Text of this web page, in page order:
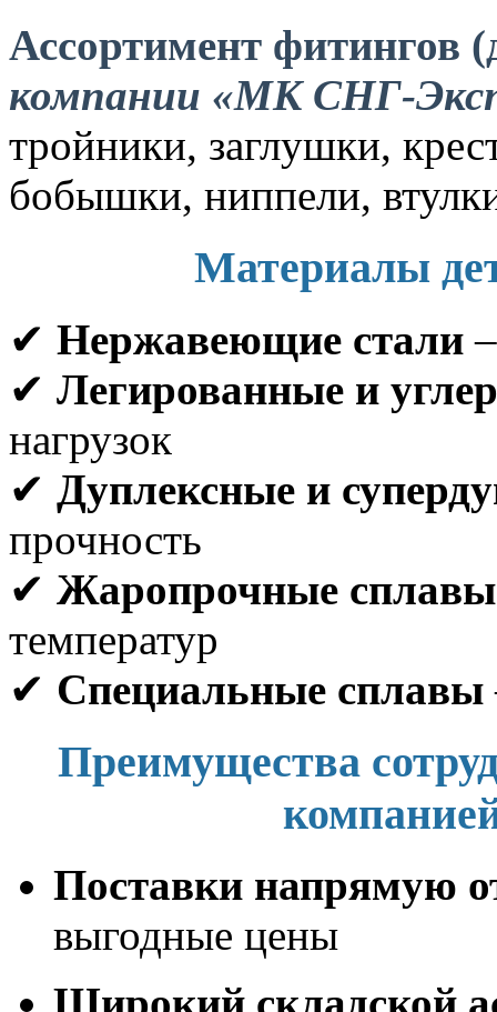
Ассортимент фитингов
компании «МК СНГ-
тройники, заглушки,
бобышки, ниппели,
Материалы
✔ Нержавеющие стали
✔ Легированные и
нагрузок
✔ Дуплексные и
прочность
✔ Жаропрочные сплавы
температур
✔ Специальные сплавы
Преимущества
Поставки напрямую
выгодные цены